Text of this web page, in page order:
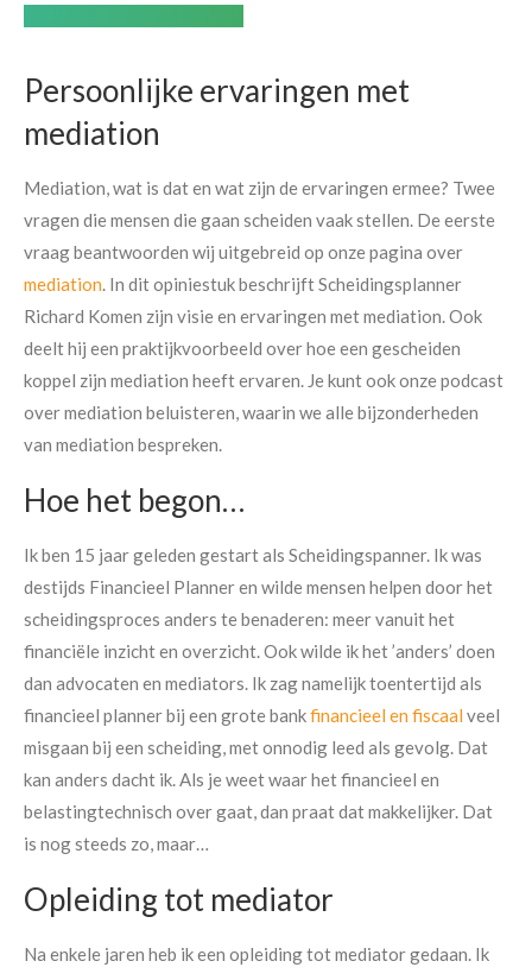
Persoonlijke ervaringen met
mediation
Mediation, wat is dat en wat zijn de ervaringen ermee? Twee
vragen die mensen die gaan scheiden vaak stellen. De eerste
vraag beantwoorden wij uitgebreid op onze pagina over
mediation. In dit opiniestuk beschrijft Scheidingsplanner
Richard Komen zijn visie en ervaringen met mediation. Ook
deelt hij een praktijkvoorbeeld over hoe een gescheiden
koppel zijn mediation heeft ervaren. Je kunt ook onze podcast
over mediation beluisteren, waarin we alle bijzonderheden
van mediation bespreken.
Hoe het begon…
Ik ben 15 jaar geleden gestart als Scheidingspanner. Ik was
destijds Financieel Planner en wilde mensen helpen door het
scheidingsproces anders te benaderen: meer vanuit het
financiële inzicht en overzicht. Ook wilde ik het ’anders’ doen
dan advocaten en mediators. Ik zag namelijk toentertijd als
financieel planner bij een grote bankfinancieel en fiscaal veel
misgaan bij een scheiding, met onnodig leed als gevolg. Dat
kan anders dacht ik. Als je weet waar het financieel en
belastingtechnisch over gaat, dan praat dat makkelijker. Dat
is nog steeds zo, maar…
Opleiding tot mediator
Na enkele jaren heb ik een opleiding tot mediator gedaan. Ik